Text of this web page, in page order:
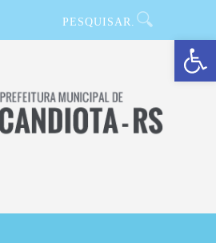
Barra de Ferramentas Aberta